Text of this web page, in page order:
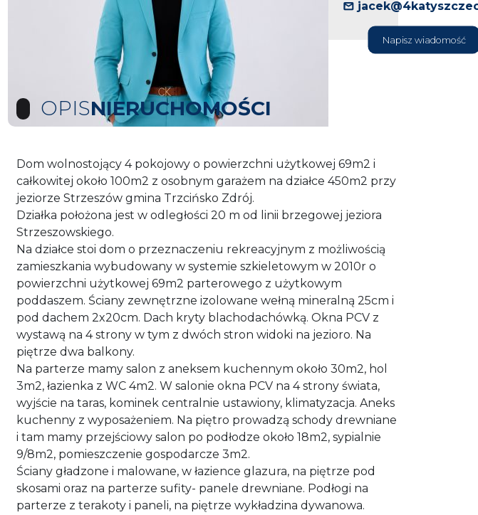
Napisz wiadomość
OPISNIERUCHOMOŚCI
Dom wolnostojący 4 pokojowy o powierzchni użytkowej 69m2 i
całkowitej około 100m2 z osobnym garażem na działce 450m2 przy
jeziorze Strzeszów gmina Trzcińsko Zdrój.
Działka położona jest w odległości 20 m od linii brzegowej jeziora
Strzeszowskiego.
Na działce stoi dom o przeznaczeniu rekreacyjnym z możliwością
zamieszkania wybudowany w systemie szkieletowym w 2010r o
powierzchni użytkowej 69m2 parterowego z użytkowym
poddaszem. Ściany zewnętrzne izolowane wełną mineralną 25cm i
pod dachem 2x20cm. Dach kryty blachodachówką. Okna PCV z
wystawą na 4 strony w tym z dwóch stron widoki na jezioro. Na
piętrze dwa balkony.
Na parterze mamy salon z aneksem kuchennym około 30m2, hol
3m2, łazienka z WC 4m2. W salonie okna PCV na 4 strony świata,
wyjście na taras, kominek centralnie ustawiony, klimatyzacja. Aneks
kuchenny z wyposażeniem. Na piętro prowadzą schody drewniane
i tam mamy przejściowy salon po podłodze około 18m2, sypialnie
9/8m2, pomieszczenie gospodarcze 3m2.
Ściany gładzone i malowane, w łazience glazura, na piętrze pod
skosami oraz na parterze sufity- panele drewniane. Podłogi na
parterze z terakoty i paneli, na piętrze wykładzina dywanowa.